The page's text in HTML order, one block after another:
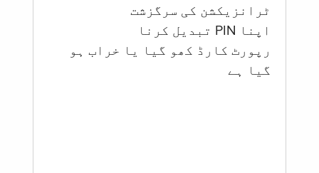
ٹرانزیکشن کی سرگزشت
اپنا PIN تبدیل کرنا
رپورٹ کارڈ کھو گیا یا خراب ہو
گيا ہے